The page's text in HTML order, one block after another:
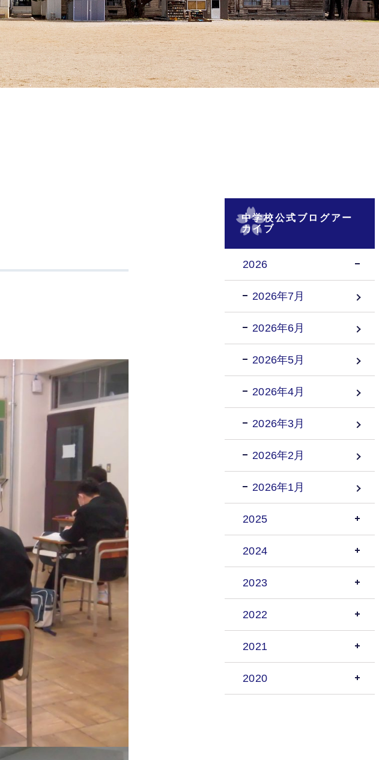
中学校公式ブログアー
カイブ
2026
2026年7月
2026年6月
2026年5月
2026年4月
2026年3月
2026年2月
2026年1月
2025
2024
2023
2022
2021
2020